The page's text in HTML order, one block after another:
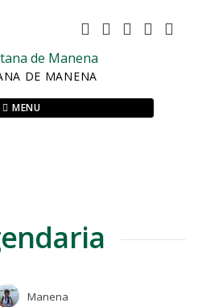
DE MANENA
MENU
Manena